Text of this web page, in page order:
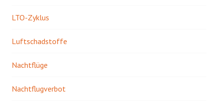
LTO-Zyklus
Luftschadstoffe
Nachtflüge
Nachtflugverbot